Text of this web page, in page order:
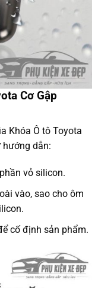
Cơ Gập
Khóa Ô tô Toyota
hướng dẫn:
vỏ silicon.
vào, sao cho ôm
cố định sản phẩm.